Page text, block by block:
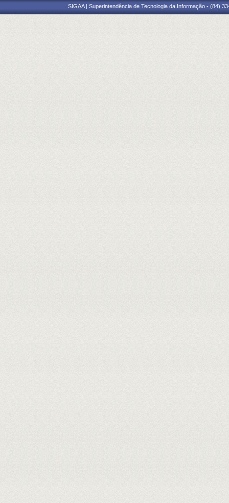
SIGAA | Superintendência de Tecnologia da Informação - (84)